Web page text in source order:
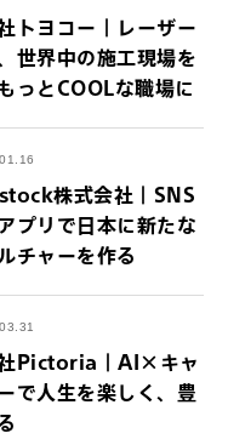
トヨコー｜レーザー
世界中の施工現場を
っとCOOLな職場に
株式会社｜SNS
プリで日本に新たな
チャーを作る
Pictoria｜AI×キャ
で人生を楽しく、豊